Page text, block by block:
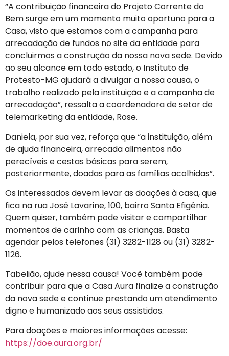
“A contribuição financeira do Projeto Corrente do
Bem surge em um momento muito oportuno para a
Casa, visto que estamos com a campanha para
arrecadação de fundos no site da entidade para
concluirmos a construção da nossa nova sede. Devido
ao seu alcance em todo estado, o Instituto de
Protesto-MG ajudará a divulgar a nossa causa, o
trabalho realizado pela instituição e a campanha de
arrecadação”, ressalta a coordenadora de setor de
telemarketing da entidade, Rose.
Daniela, por sua vez, reforça que “a instituição, além
de ajuda financeira, arrecada alimentos não
perecíveis e cestas básicas para serem,
posteriormente, doadas para as famílias acolhidas”.
Os interessados devem levar as doações à casa, que
fica na rua José Lavarine, 100, bairro Santa Efigênia.
Quem quiser, também pode visitar e compartilhar
momentos de carinho com as crianças. Basta
agendar pelos telefones (31) 3282-1128 ou (31) 3282-
1126.
Tabelião, ajude nessa causa! Você também pode
contribuir para que a Casa Aura finalize a construção
da nova sede e continue prestando um atendimento
digno e humanizado aos seus assistidos.
Para doações e maiores informações acesse:
https://doe.aura.org.br/